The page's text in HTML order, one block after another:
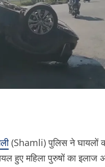
(Shamli) पुलिस ने घायलों
हुए महिला पुरुषों का इलाज